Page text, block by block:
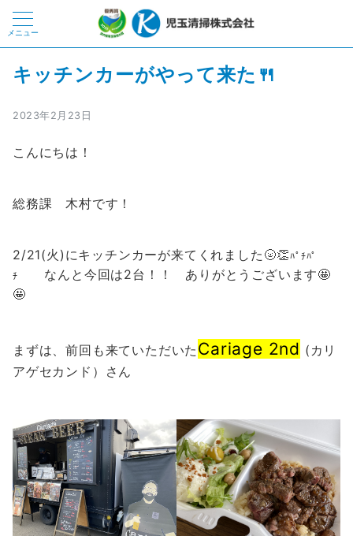
メニュー
キッチンカーがやって来た🍴
2023年2月23日
こんにちは！
総務課 木村です！
2/21(火)にキッチンカーが来てくれました🌝👏ﾊﾟﾁﾊﾟ
ﾁ
なんと今回は2台！！ ありがとうございます🤩
🤩
まずは、前回も来ていただいた Cariage 2nd (カリ
アゲセカンド）さん